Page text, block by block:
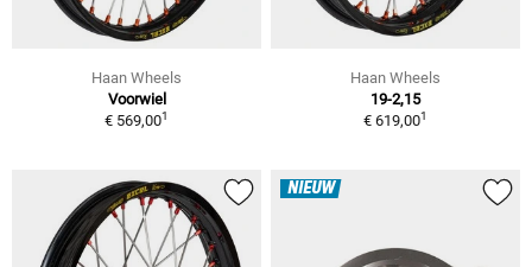
Haan Wheels
Voorwiel
€ 569,001
Haan Wheels
19-2,15
€ 619,001
NIEUW